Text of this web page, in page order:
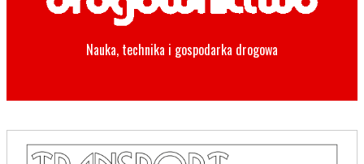
Nauka, technika i gospodarka drogowa